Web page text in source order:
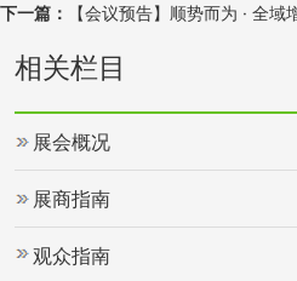
下一篇：
【会议预告】顺势而为 · 全
相关栏目
展会概况
展商指南
观众指南